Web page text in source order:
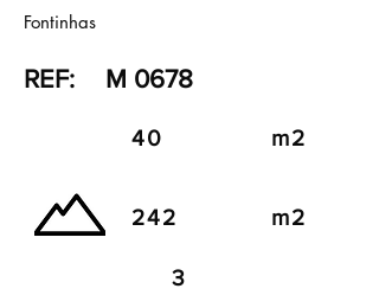
Fontinhas
REF: M 0678
40 m2
242 m2
3